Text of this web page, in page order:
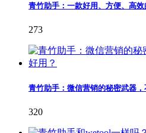
青竹助手：一款好用、方便、高
273
青竹助手：微信营销的秘密武器
320